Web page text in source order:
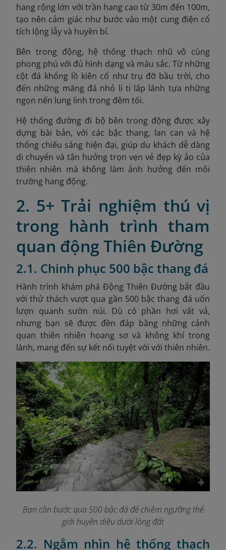
hang rộng lớn với trần hang cao từ 30m đến 100m,
tạo nên cảm giác như bước vào một cung điện cổ
tích lộng lẫy và huyền bí.
Bên trong động, hệ thống thạch nhũ vô cùng
phong phú với đủ hình dạng và màu sắc. Từ những
cột đá khổng lồ kiên cố như trụ đỡ bầu trời, cho
đến những măng đá nhỏ li ti lấp lánh tựa những
ngọn nến lung linh trong đêm tối.
Hệ thống đường đi bộ bên trong động được xây
dựng bài bản, với các bậc thang, lan can và hệ
thống chiếu sáng hiện đại, giúp du khách dễ dàng
di chuyển và tận hưởng trọn vẹn vẻ đẹp kỳ ảo của
thiên nhiên mà không làm ảnh hưởng đến môi
trường hang động.
2. 5+ Trải nghiệm thú vị
trong hành trình tham
quan động Thiên Đường
2.1. Chinh phục 500 bậc thang đá
Hành trình khám phá Động Thiên Đường bắt đầu
với thử thách vượt qua gần 500 bậc thang đá uốn
lượn quanh sườn núi. Dù có phần hơi vất vả,
nhưng bạn sẽ được đền đáp bằng những cảnh
quan thiên nhiên hoang sơ và không khí trong
lành, mang đến sự kết nối tuyệt vời với thiên nhiên.
Bạn cần bước qua 500 bậc đá để chiêm ngưỡng thế
giới huyền diệu dưới lòng đất
2.2. Ngắm nhìn hệ thống thạch